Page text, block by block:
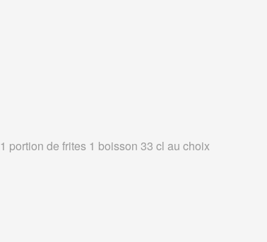
1 portion de frites 1 boisson 33 cl au choix